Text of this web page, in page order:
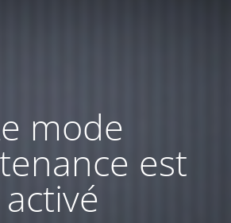
mode
est
activé